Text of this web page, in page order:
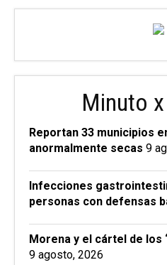
Minuto
Reportan 33 municipios
anormalmente secas 9
Infecciones
personas con defensas
Morena y el cártel de los
9 agosto, 2026